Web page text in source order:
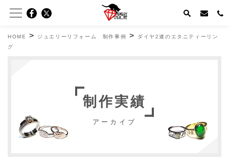
HOME > ジュエリーリフォーム 制作事例 >
ダイヤ2連のエタニティーリン
グ
制作実績
アーカイブ